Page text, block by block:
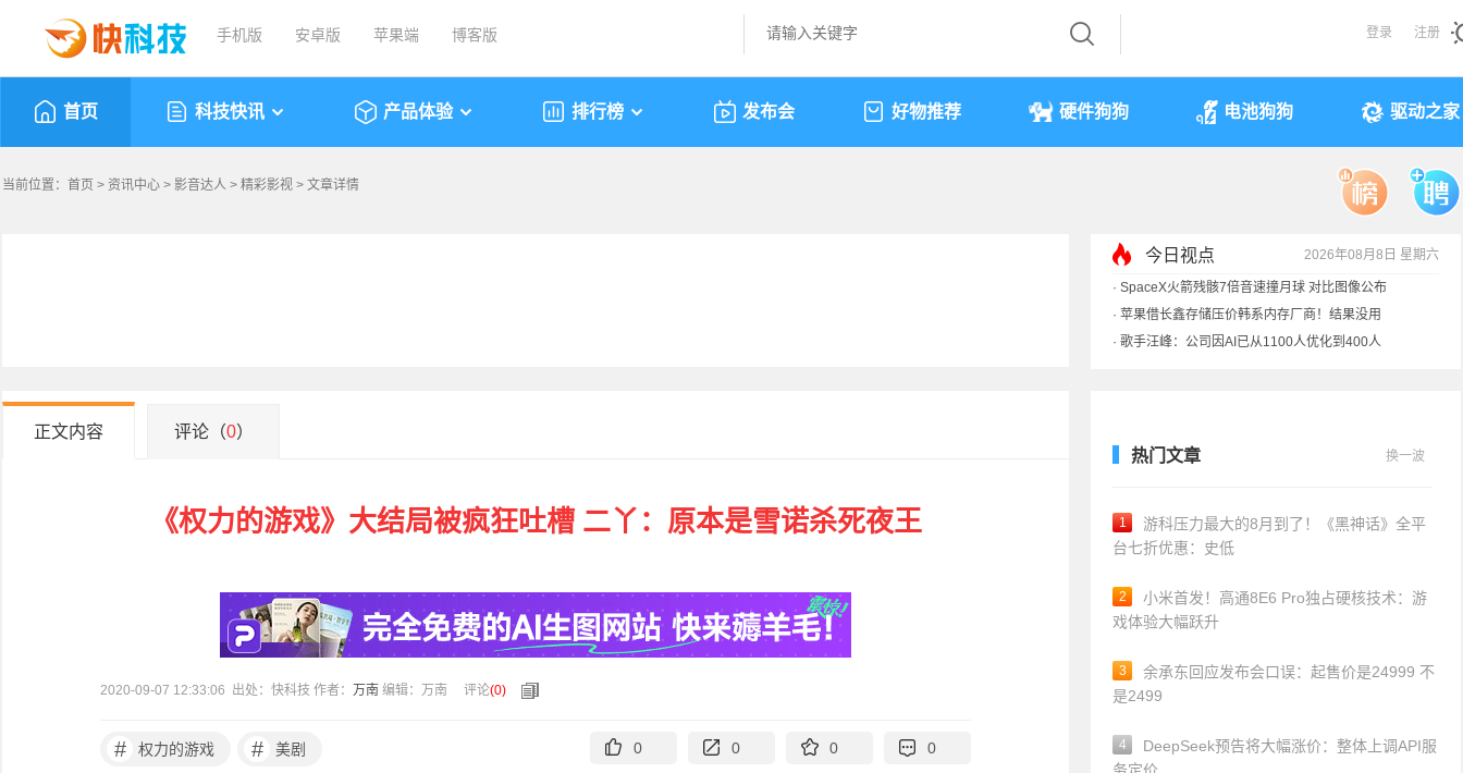
手机版 安卓版 苹果端 博客版 登录 注册
首页 科技快讯 产品体验 排行榜 发布会 好物推荐 硬件狗狗 电池狗狗 驱动之家
当前位置： 首页 > 资讯中心 > 影音达人 > 精彩影视 > 文章详情
今日视点 2026年08月8日 星期六
· SpaceX火箭残骸7倍音速撞月球 对比图像公布
· 苹果借长鑫存储压价韩系内存厂商！结果没用
· 歌手汪峰：公司因AI已从1100人优化到400人
正文内容 评论（0）
《权力的游戏》大结局被疯狂吐槽 二丫：原本是雪诺杀死夜王
2020-09-07 12:33:06 出处：快科技 作者： 万南 编辑：万南 评论(0)
# 权力的游戏 # 美剧 0 0 0 0
热门文章 换一波
1
游科压力最大的8月到了！《黑神话》全平
台七折优惠：史低
2
小米首发！高通8E6 Pro独占硬核技术：游
戏体验大幅跃升
3
余承东回应发布会口误：起售价是24999 不
是2499
4
DeepSeek预告将大幅涨价：整体上调API服